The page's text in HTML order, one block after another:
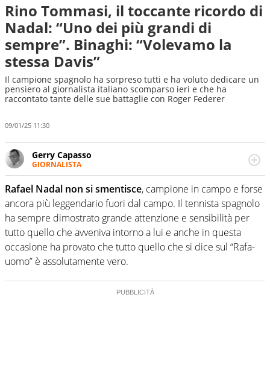
Rino Tommasi, il toccante ricordo di
Nadal: “Uno dei più grandi di
sempre”. Binaghi: “Volevamo la
stessa Davis”
Il campione spagnolo ha sorpreso tutti e ha voluto dedicare un
pensiero al giornalista italiano scomparso ieri e che ha
raccontato tante delle sue battaglie con Roger Federer
09/01/25 11:30
Gerry Capasso
GIORNALISTA
Per lui gli sport americani non hanno segreti: basket,
football, baseball e la capacità innata di trovare la notizia
dove altri non vedono granché
Rafael Nadal non si smentisce, campione in campo e forse
ancora più leggendario fuori dal campo. Il tennista spagnolo
ha sempre dimostrato grande attenzione e sensibilità per
tutto quello che avveniva intorno a lui e anche in questa
occasione ha provato che tutto quello che si dice sul “Rafa-
uomo” è assolutamente vero.